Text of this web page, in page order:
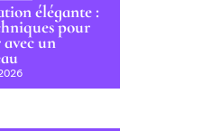
élégante :
pour
un